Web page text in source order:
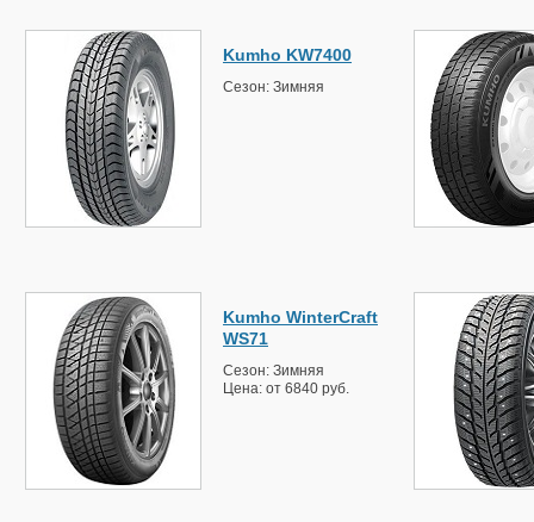
Kumho KW7400
Сезон: Зимняя
Kumho WinterCraft
WS71
Сезон: Зимняя
Цена: от 6840 руб.